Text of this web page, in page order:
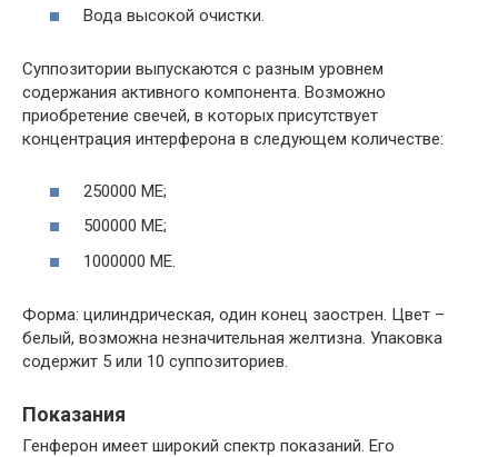
Вода высокой очистки.
Суппозитории выпускаются с разным уровнем
содержания активного компонента. Возможно
приобретение свечей, в которых присутствует
концентрация интерферона в следующем количестве:
250000 МЕ;
500000 МЕ;
1000000 МЕ.
Форма: цилиндрическая, один конец заострен. Цвет –
белый, возможна незначительная желтизна. Упаковка
содержит 5 или 10 суппозиториев.
Показания
Генферон имеет широкий спектр показаний. Его